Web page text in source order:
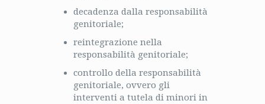
decadenza dalla responsabilità
genitoriale;
reintegrazione nella
responsabilità genitoriale;
controllo della responsabilità
genitoriale, ovvero gli
interventi a tutela di minori in